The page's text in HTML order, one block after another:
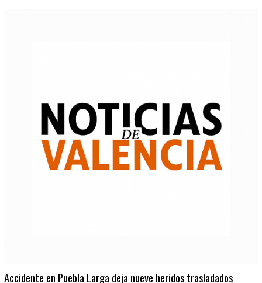
Accidente en Puebla Larga deja nueve heridos trasladados